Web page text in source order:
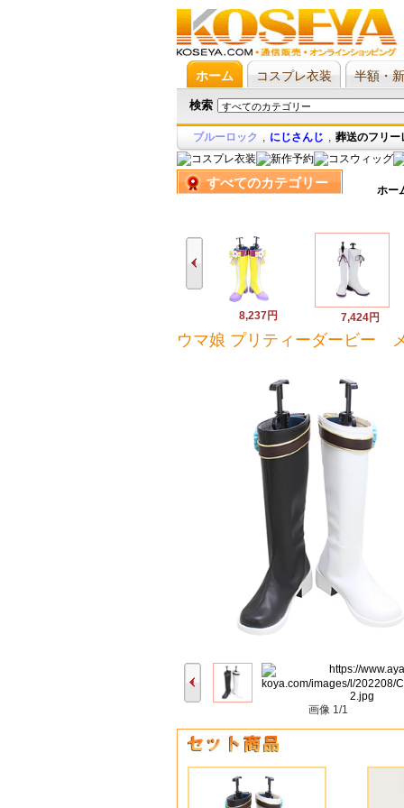
ホーム コスプレ衣装 半額・
検索
ブルーロック , にじさんじ , 葬送のフリー
すべてのカテゴリー ホー
8,237円 7,424円
ウマ娘 プリティーダービー
画像 1/1